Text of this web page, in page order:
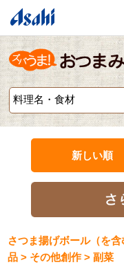
新しい順
さつま揚げボール（を
品 > その他創作 > 副菜